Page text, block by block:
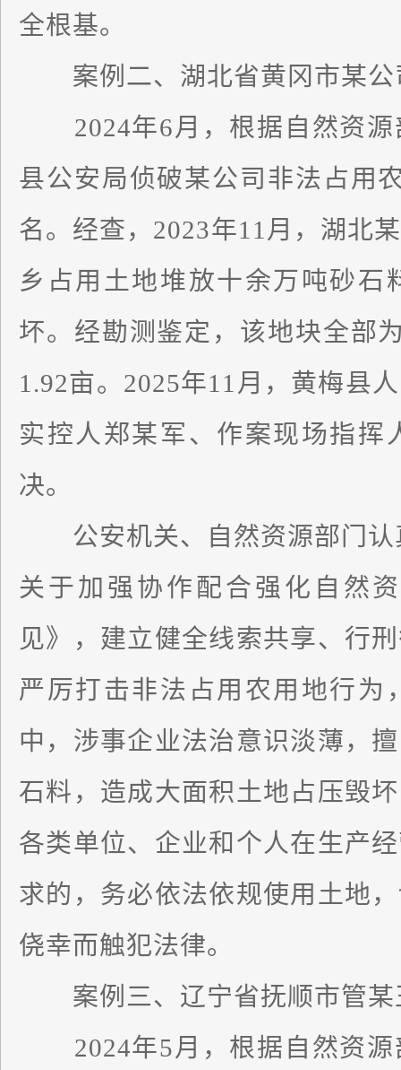
全根基。
案例二、湖北省黄冈市某公
2024年6月，根据自然资源
县公安局侦破某公司非法占用
名。经查，2023年11月，湖北
乡占用土地堆放十余万吨砂石
坏。经勘测鉴定，该地块全部
1.92亩。2025年11月，黄梅县
实控人郑某军、作案现场指挥
决。
公安机关、自然资源部门认
关于加强协作配合强化自然
见》，建立健全线索共享、行
严厉打击非法占用农用地行为
中，涉事企业法治意识淡薄，
石料，造成大面积土地占压毁
各类单位、企业和个人在生产
求的，务必依法依规使用土地
侥幸而触犯法律。
案例三、辽宁省抚顺市管某
2024年5月，根据自然资源